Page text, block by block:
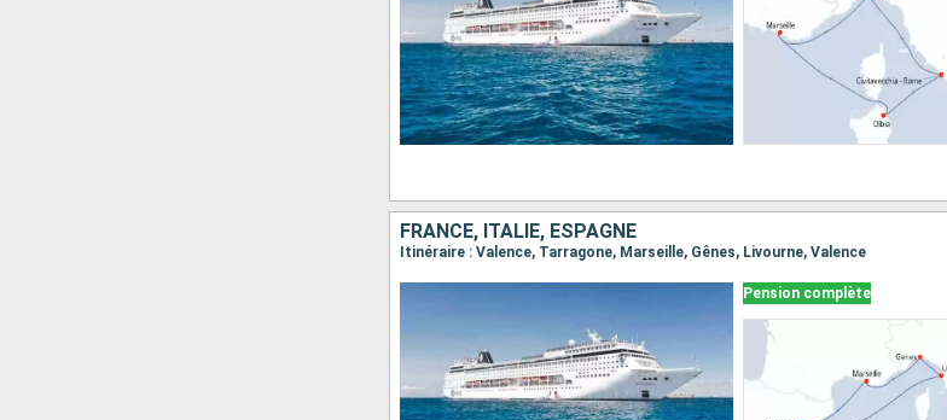
FRANCE, ITALIE, ESPAGNE
Itinéraire : Valence, Tarragone, Marseille, Gênes, Livourne, Valence
Pension complète